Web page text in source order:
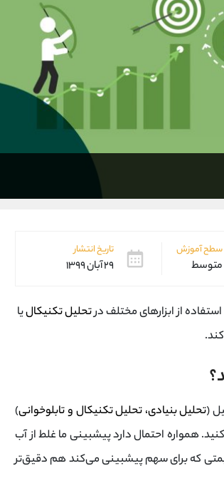
سطح آموزش
متوسط
تاریخ انتشار
۲۹ آبان ۱۳۹۹
از ابزارهای مختلف درتحلیل تکنیکالیا
(تحلیل بنیادی، تحلیل تکنیکال و تابلوخوانی)
همواره احتمال دارد پیشبینی ما غلط از آب
که برای سهم پیشبینی می‌کند هم دقیق‌تر